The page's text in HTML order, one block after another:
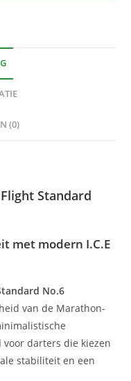
(0)
Standard
met modern I.C.E
No.6
van de Marathon-
darters die kiezen
stabiliteit en een